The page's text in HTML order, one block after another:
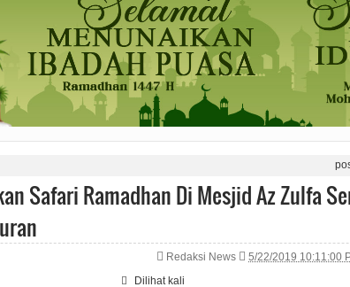
Safari Ramadhan Di Mesjid Az Zulfa
Redaksi News 5/22/2019 10:11:00
Dilihat kali